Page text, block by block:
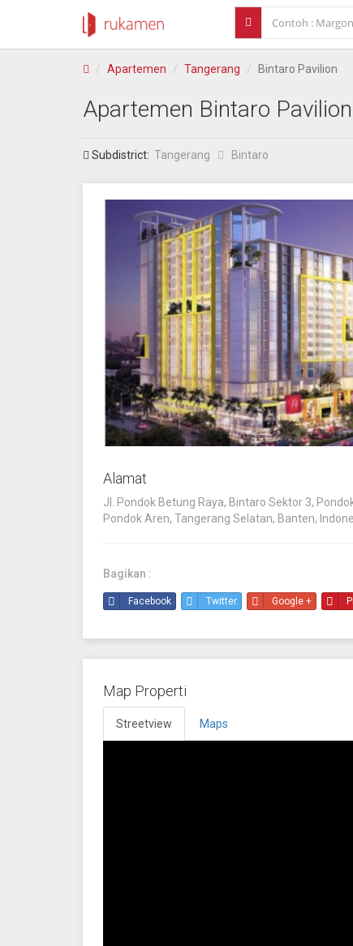
Apartemen Tangerang Bintaro Pavilion
Apartemen Bintaro Pavilion
Subdistrict: Tangerang Bintaro
Alamat
Jl. Pondok Betung Raya, Bintaro Sektor 3,
Pondok Aren, Tangerang Selatan, Banten,
Bagikan :
Facebook Twitter Google +
Map Properti
Streetview Maps